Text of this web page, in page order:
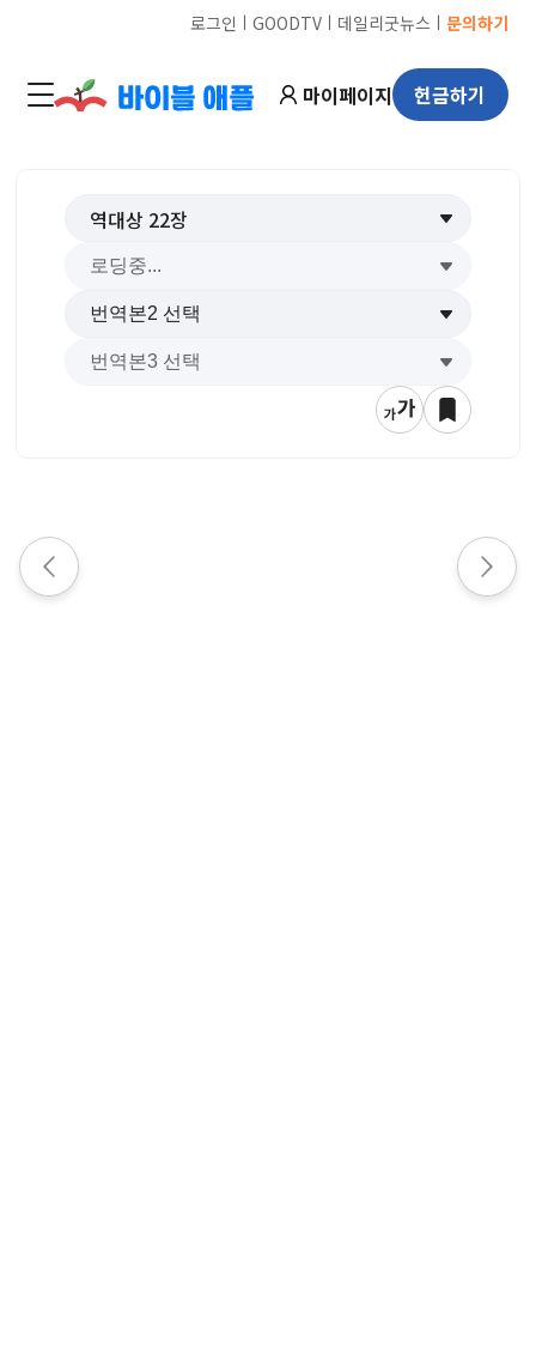
로그인 ㅣ GOODTVㅣ 데일리굿뉴스 ㅣ 문의하기
마이페이지 헌금하기
역대상 22장